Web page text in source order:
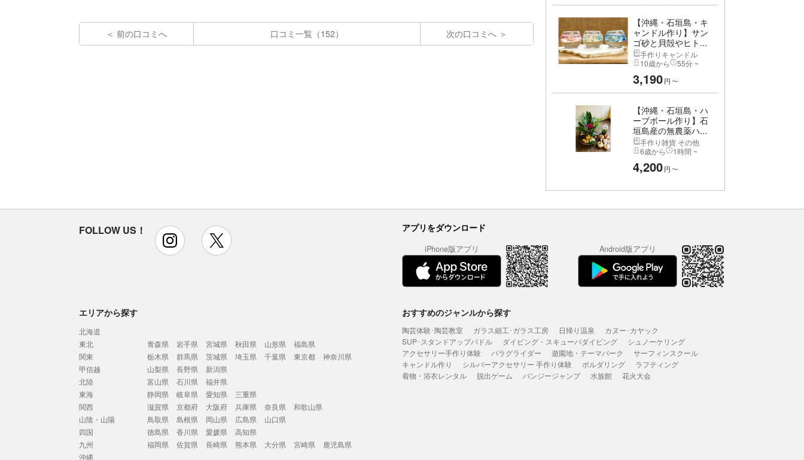
前の口コミへ 口コミ一覧（152） 次の口コミへ
【沖縄・石垣島・キ
ャンドル作り】サン
ゴ砂と貝殻やヒト...
手作りキャンドル
10歳から
55分 ~
3,190円 〜
【沖縄・石垣島・ハ
ーブボール作り】石
垣島産の無農薬ハ...
手作り雑貨 その他
6歳から
1時間 ~
4,200円 〜
FOLLOW US！ instagram アプリをダウンロード
iPhone版アプリ Android版アプリ
エリアから探す
北海道
東北
青森県 岩手県 宮城県 秋田県 山形県
福島県
関東
栃木県 群馬県 茨城県 埼玉県 千葉県 東京都
神奈川県
甲信越
山梨県 長野県
新潟県
北陸
富山県 石川県
福井県
東海
静岡県 岐阜県 愛知県
三重県
関西
滋賀県 京都府 大阪府 兵庫県 奈良県
和歌山県
山陰・山陽
鳥取県 島根県 岡山県 広島県
山口県
四国
徳島県 香川県 愛媛県
高知県
九州
福岡県 佐賀県 長崎県 熊本県 大分県 宮崎県
鹿児島県
沖縄
おすすめのジャンルから探す
陶芸体験･陶芸教室 ガラス細工･ガラス工房 日帰り温泉
カヌー･カヤック
SUP･スタンドアップパドル
ダイビング・スキューバダイビング
シュノーケリング
アクセサリー手作り体験
パラグライダー 遊園地・テーマパーク
サーフィンスクール
キャンドル作り
シルバーアクセサリー 手作り体験 ボルダリング
ラフティング
着物・浴衣レンタル
脱出ゲーム バンジージャンプ 水族館 花火大会